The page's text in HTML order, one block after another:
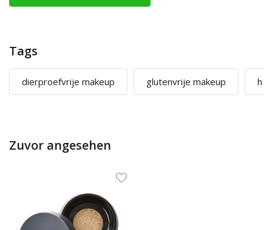
Tags
dierproefvrije makeup glutenvrije makeup
Zuvor angesehen